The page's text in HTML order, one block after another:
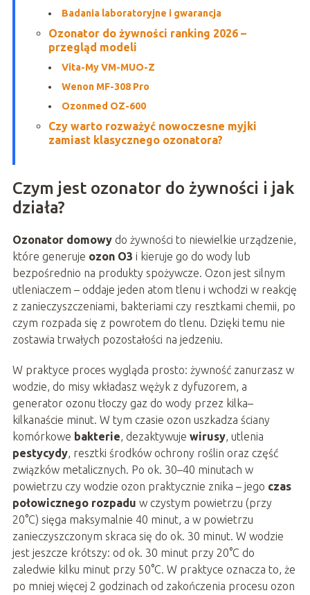
Badania laboratoryjne i gwarancja
Ozonator do żywności ranking 2026 –
przegląd modeli
Vita-My VM-MUO-Z
Wenon MF-308 Pro
Ozonmed OZ-600
Czy warto rozważyć nowoczesne myjki
zamiast klasycznego ozonatora?
Czym jest ozonator do żywności i jak
działa?
Ozonator domowydo żywności to niewielkie urządzenie,
które generuje ozon O3 i kieruje go do wody lub
bezpośrednio na produkty spożywcze. Ozon jest silnym
utleniaczem – oddaje jeden atom tlenu i wchodzi w reakcję
z zanieczyszczeniami, bakteriami czy resztkami chemii, po
czym rozpada się z powrotem do tlenu. Dzięki temu nie
zostawia trwałych pozostałości na jedzeniu.
W praktyce proces wygląda prosto: żywność zanurzasz w
wodzie, do misy wkładasz wężyk z dyfuzorem, a
generator ozonu tłoczy gaz do wody przez kilka–
kilkanaście minut. W tym czasie ozon uszkadza ściany
komórkowe bakterie , dezaktywuje wirusy, utlenia
pestycydy, resztki środków ochrony roślin oraz część
związków metalicznych. Po ok. 30–40 minutach w
powietrzu czy wodzie ozon praktycznie znika – jego czas
połowicznego rozpadu w czystym powietrzu (przy
20°C) sięga maksymalnie 40 minut, a w powietrzu
zanieczyszczonym skraca się do ok. 30 minut. W wodzie
jest jeszcze krótszy: od ok. 30 minut przy 20°C do
zaledwie kilku minut przy 50°C. W praktyce oznacza to, że
po mniej więcej 2 godzinach od zakończenia procesu ozon